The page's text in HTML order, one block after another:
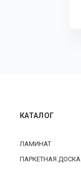
КАТАЛОГ
ЛАМИНАТ
ПАРКЕТНАЯ ДОСКА